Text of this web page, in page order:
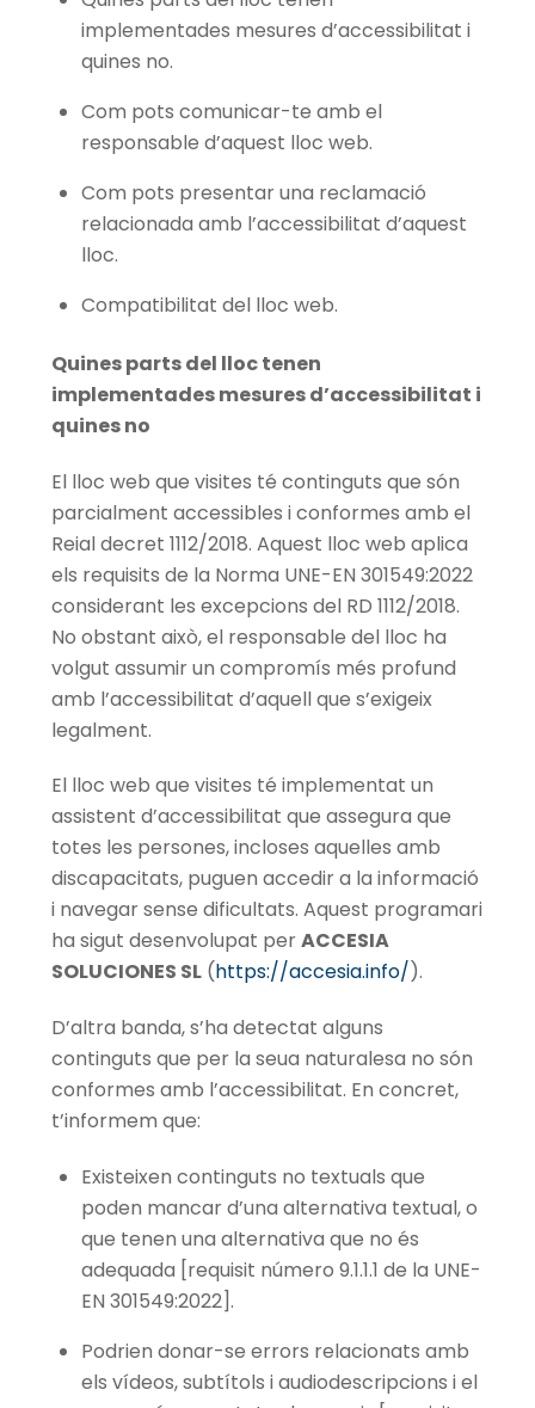
implementades mesures d’accessibilitat i
quines no.
Com pots comunicar-te amb el
responsable d’aquest lloc web.
Com pots presentar una reclamació
relacionada amb l’accessibilitat d’aquest
lloc.
Compatibilitat del lloc web.
Quines parts del lloc tenen
implementades mesures d’accessibilitat i
quines no
El lloc web que visites té continguts que són
parcialment accessibles i conformes amb el
Reial decret 1112/2018. Aquest lloc web aplica
els requisits de la Norma UNE-EN 301549:2022
considerant les excepcions del RD 1112/2018.
No obstant això, el responsable del lloc ha
volgut assumir un compromís més profund
amb l’accessibilitat d’aquell que s’exigeix
legalment.
El lloc web que visites té implementat un
assistent d’accessibilitat que assegura que
totes les persones, incloses aquelles amb
discapacitats, puguen accedir a la informació
i navegar sense dificultats. Aquest programari
ha sigut desenvolupat perACCESIA
SOLUCIONES SL(https://accesia.info/).
D’altra banda, s’ha detectat alguns
continguts que per la seua naturalesa no són
conformes amb l’accessibilitat. En concret,
t’informem que:
Existeixen continguts no textuals que
poden mancar d’una alternativa textual, o
que tenen una alternativa que no és
adequada [requisit número 9.1.1.1 de la UNE-
EN 301549:2022].
Podrien donar-se errors relacionats amb
els vídeos, subtítols i audiodescripcions i el